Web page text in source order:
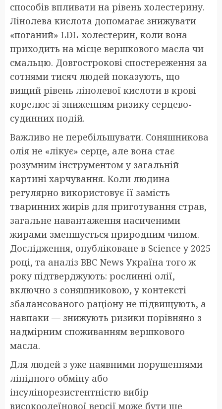
способів впливати на рівень холестерину.
Лінолева кислота допомагає знижувати
«поганий» LDL-холестерин, коли вона
приходить на місце вершкового масла чи
смальцю. Довгострокові спостереження за
сотнями тисяч людей показують, що
вищий рівень лінолевої кислоти в крові
корелює зі зниженням ризику серцево-
судинних подій.
Важливо не перебільшувати. Соняшникова
олія не «лікує» серце, але вона стає
розумним інструментом у загальній
картині харчування. Коли людина
регулярно використовує її замість
тваринних жирів для приготування страв,
загальне навантаження насиченими
жирами зменшується природним чином.
Дослідження, опубліковане в Science у 2025
році, та аналіз BBC News Україна того ж
року підтверджують: рослинні олії,
включно з соняшниковою, у контексті
збалансованого раціону не підвищують, а
навпаки — знижують ризики порівняно з
надмірним споживанням вершкового
масла.
Для людей з уже наявними порушеннями
ліпідного обміну або
інсулінорезистентністю вибір
високоолеїнової версії може бути ще